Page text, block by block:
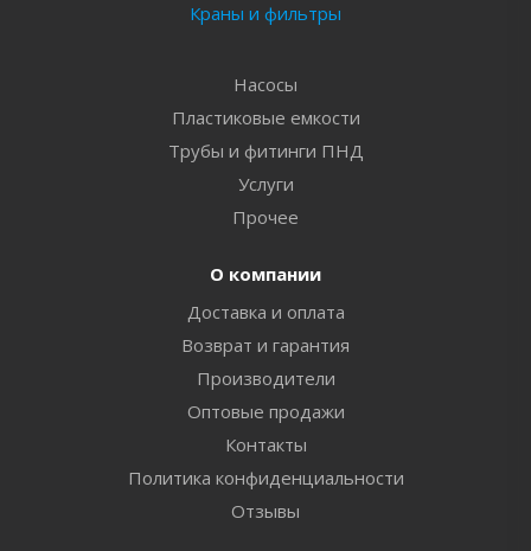
Краны и фильтры
Насосы
Пластиковые емкости
Трубы и фитинги ПНД
Услуги
Прочее
О компании
Доставка и оплата
Возврат и гарантия
Производители
Оптовые продажи
Контакты
Политика конфиденциальности
Отзывы